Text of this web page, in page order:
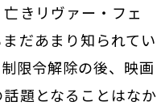
きリヴァー・フェ
だあまり知られてい
限令解除の後、映画
題となることはなか